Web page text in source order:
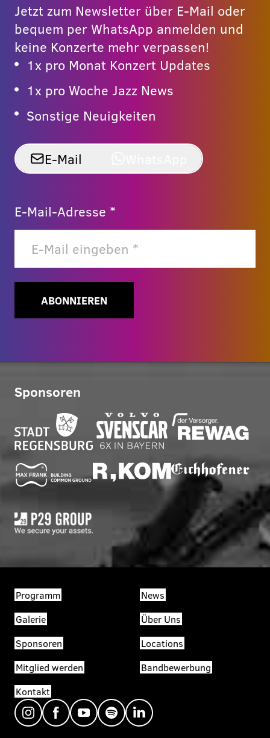
Jetzt zum Newsletter über E-Mail oder
bequem per WhatsApp anmelden und
keine Konzerte mehr verpassen!
1x pro Monat Konzert Updates
1x pro Woche Jazz News
Sonstige Neuigkeiten
E-Mail
E-Mail-Adresse *
ABONNIEREN
Sponsoren
Programm
News
Galerie
Über Uns
Sponsoren
Locations
Mitglied werden
Bandbewerbung
Kontakt